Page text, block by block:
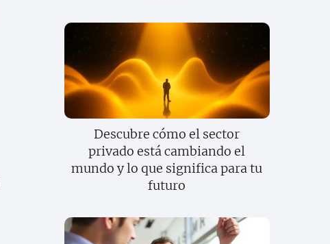
Descubre cómo el sector
privado está cambiando el
mundo y lo que significa para tu
futuro